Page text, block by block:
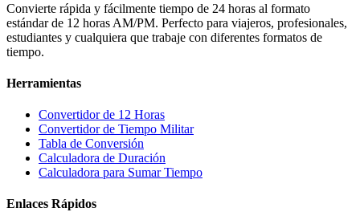
Convierte rápida y fácilmente tiempo de 24 horas al formato
estándar de 12 horas AM/PM. Perfecto para viajeros, profesionales,
estudiantes y cualquiera que trabaje con diferentes formatos de
tiempo.
Herramientas
Convertidor de 12 Horas
Convertidor de Tiempo Militar
Tabla de Conversión
Calculadora de Duración
Calculadora para Sumar Tiempo
Enlaces Rápidos